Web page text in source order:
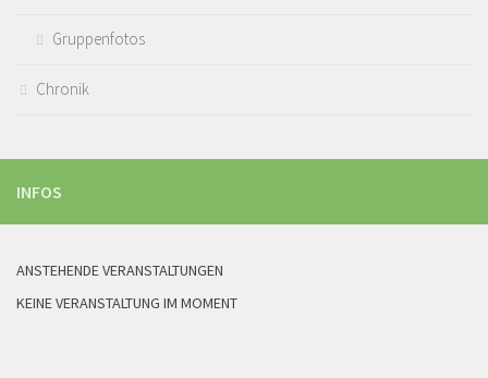
Gruppenfotos
Chronik
INFOS
ANSTEHENDE VERANSTALTUNGEN
KEINE VERANSTALTUNG IM MOMENT